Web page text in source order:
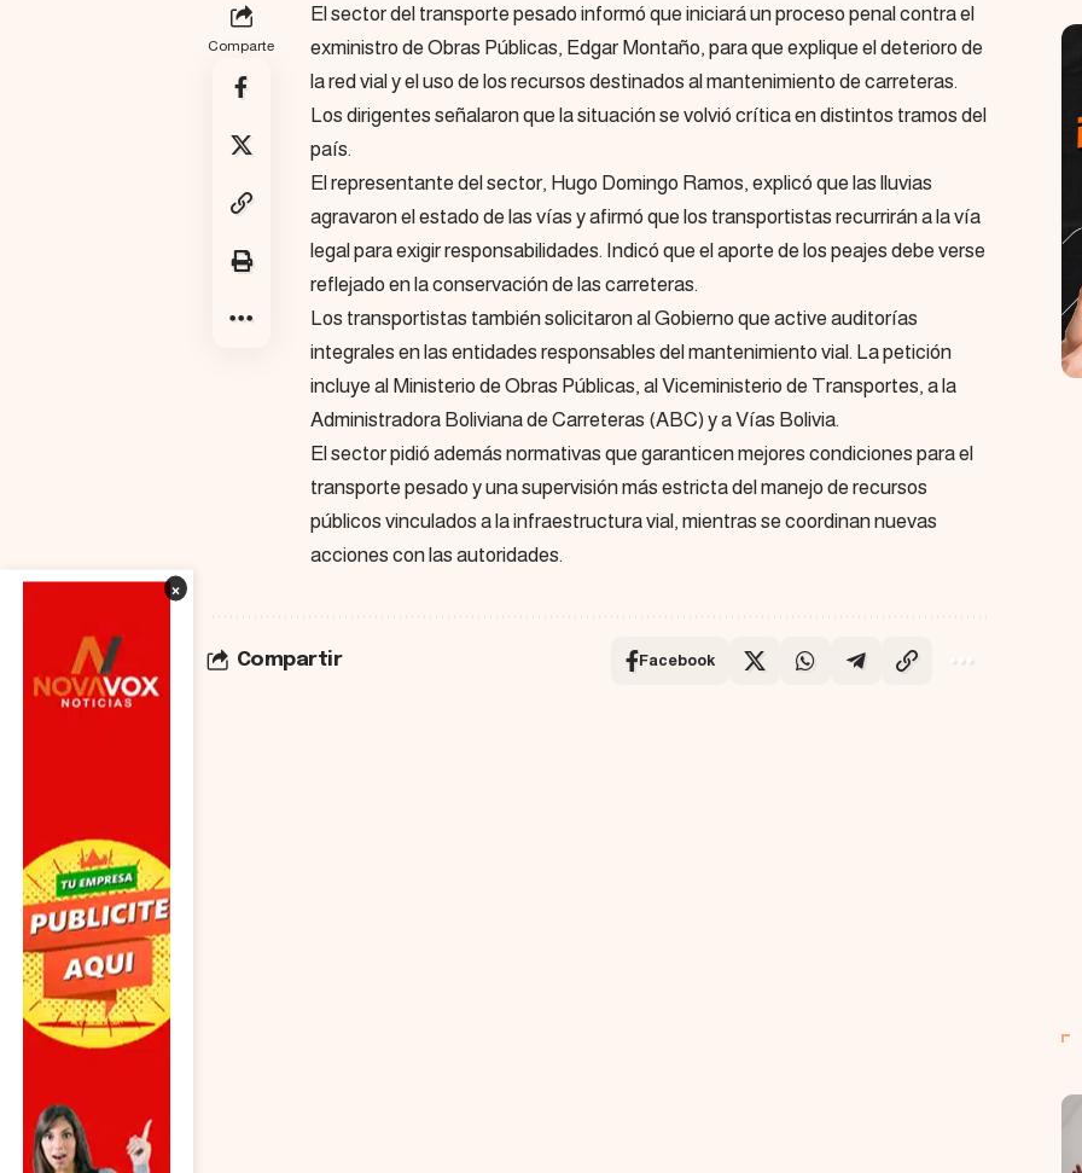
×
Comparte
El sector del transporte pesado informó que iniciará un proceso penal contra el
exministro de Obras Públicas, Edgar Montaño, para que explique el deterioro de
la red vial y el uso de los recursos destinados al mantenimiento de carreteras.
Los dirigentes señalaron que la situación se volvió crítica en distintos tramos del
país.
El representante del sector, Hugo Domingo Ramos, explicó que las lluvias
agravaron el estado de las vías y afirmó que los transportistas recurrirán a la vía
legal para exigir responsabilidades. Indicó que el aporte de los peajes debe verse
reflejado en la conservación de las carreteras.
Los transportistas también solicitaron al Gobierno que active auditorías
integrales en las entidades responsables del mantenimiento vial. La petición
incluye al Ministerio de Obras Públicas, al Viceministerio de Transportes, a la
Administradora Boliviana de Carreteras (ABC) y a Vías Bolivia.
El sector pidió además normativas que garanticen mejores condiciones para el
transporte pesado y una supervisión más estricta del manejo de recursos
públicos vinculados a la infraestructura vial, mientras se coordinan nuevas
acciones con las autoridades.
Compartir Facebook